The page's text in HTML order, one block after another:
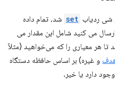
شی ردیاب set شد، تمام داده
هایی که به Google Analytics ارسال می کنید شامل این مقدار می
تا هر معیاری را که می‌خواهید (مثلاً
و غیره) بر اساس حافظه دستگاه
دارد یا خیر.